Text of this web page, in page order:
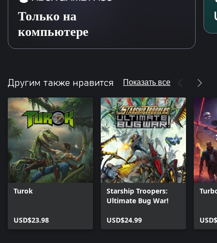
Только на
компьютере
Другим также нравится Показать все
Turok
USD$23.98
Starship Troopers:
Ultimate Bug War!
USD$24.99